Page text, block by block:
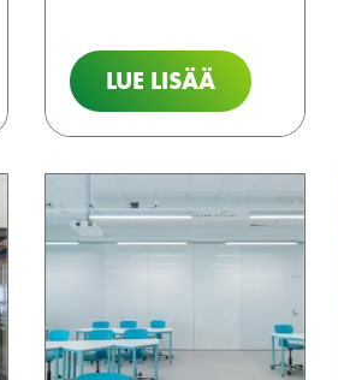
LUE LISÄÄ